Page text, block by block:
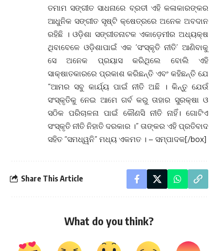
ତମାମ ସଙ୍ଗୀତ ସାଧନାରେ ବ୍ରତୀ ଏହି କଳାକାରଙ୍କର
ଆଧୁନିକ ସଙ୍ଗୀତ ସୃଷ୍ଟି କ୍ଷେତ୍ରରେ ଅନେକ ଅବଦାନ
ରହିଛି । ଓଡ଼ିଶା ସଙ୍ଗୀତନାଟକ ଏକାଡ଼େମୀର ଅଧ୍ୟକ୍ଷ
ଥିବାବେଳେ ଓଡ଼ିଶାପାଇଁ ଏକ ‘ସଂସ୍କୃତି ନୀତି’ ଆଣିବାକୁ
ସେ ଅନେକ ପ୍ରୟାସ କରିଥିଲେ ବୋଲି ଏହି
ସାକ୍ଷାତକାରରେ ପ୍ରକାଶ କରିଛନ୍ତି ଏବଂ କହିଛନ୍ତି ଯେ
“ଆମର ସବୁ କାର୍ଯ୍ୟ ପାଇଁ ନୀତି ଅଛି । କିନ୍ତୁ ଯେଉଁ
ସଂସ୍କୃତିକୁ ନେଇ ଆମେ ଗର୍ବ କରୁ ତାହାର ସୁରକ୍ଷା ଓ
ସଠିକ ପରିଚାଳନା ପାଇଁ କୌଣସି ନୀତି ନାହିଁ। ଗୋଟିଏ
ସଂସ୍କୃତି ନୀତି ନିହାତି ଦରକାର ।” ତାଙ୍କର ଏହି ପ୍ରତିବାଦ
ସହିତ “ସମଧ୍ୱନି” ମଧ୍ୟ ଏକମତ । – ସମ୍ପାଦକ[/box]
Share This Article
What do you think?